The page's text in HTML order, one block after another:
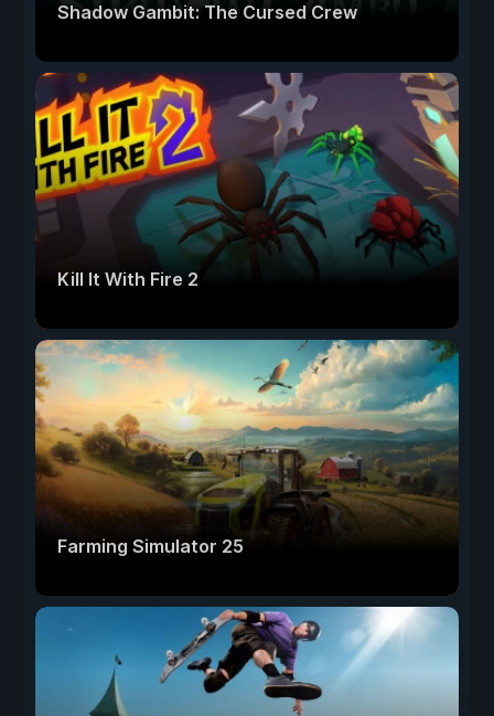
Shadow Gambit: The Cursed Crew
Kill It With Fire 2
Farming Simulator 25